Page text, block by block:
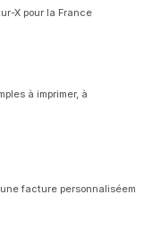
X pour la France
à imprimer, à
facture personnaliséem